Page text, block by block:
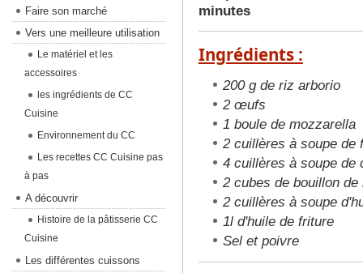
minutes
Ingrédients :
200 g de riz arborio
2 œufs
1 boule de mozzarella
2 cuillères à soupe de
4 cuillères à soupe de
2 cubes de bouillon de
2 cuillères à soupe
1l d'huile de friture
Sel et poivre
Faire son marché
Vers une meilleure utilisation
Le matériel et les
accessoires
les ingrédients de CC
Cuisine
Environnement du CC
Les recettes CC Cuisine pas
à pas
A découvrir
Histoire de la pâtisserie CC
Cuisine
Les différentes cuissons